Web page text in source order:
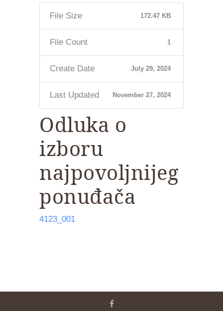
File Size 172.47 KB
File Count 1
Create Date July 29, 2024
Last Updated November 27, 2024
Odluka o
izboru
najpovoljnijeg
ponuđača
4123_001